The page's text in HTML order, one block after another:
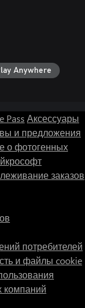
Anywhere
Pass Аксессуары
и предложения
о фотогенных
заказов
потребителей
и файлы cookie
компаний